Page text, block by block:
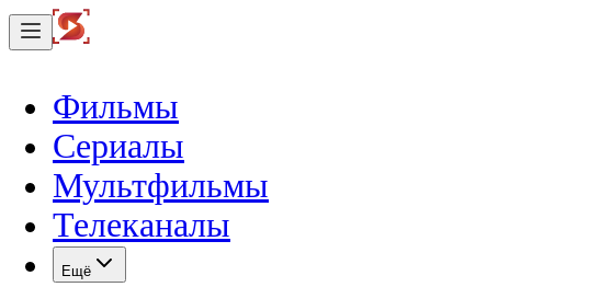
Фильмы
Сериалы
Мультфильмы
Телеканалы
Eщё